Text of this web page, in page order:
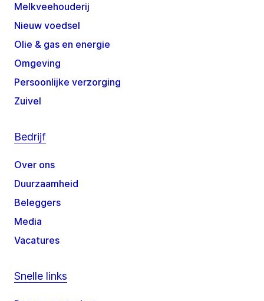
Melkveehouderij
Nieuw voedsel
Olie & gas en energie
Omgeving
Persoonlijke verzorging
Zuivel
Bedrijf
Over ons
Duurzaamheid
Beleggers
Media
Vacatures
Snelle links